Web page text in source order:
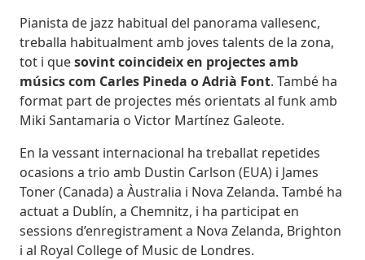
Pianista de jazz habitual del panorama vallesenc,
treballa habitualment amb joves talents de la zona,
tot i quesovint coincideix en projectes amb
músics com Carles Pineda o Adrià Font. També ha
format part de projectes més orientats al funk amb
Miki Santamaria o Victor Martínez Galeote.
En la vessant internacional ha treballat repetides
ocasions a trio amb Dustin Carlson (EUA) i James
Toner (Canada) a Àustralia i Nova Zelanda. També ha
actuat a Dublín, a Chemnitz, i ha participat en
sessions d’enregistrament a Nova Zelanda, Brighton
i al Royal College of Music de Londres.